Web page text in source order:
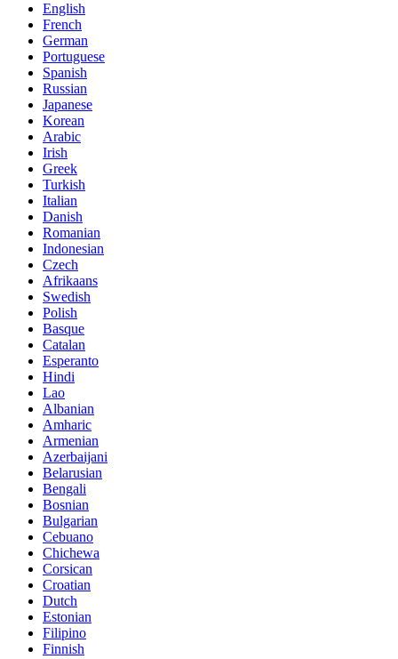
English
French
German
Portuguese
Spanish
Russian
Japanese
Korean
Arabic
Irish
Greek
Turkish
Italian
Danish
Romanian
Indonesian
Czech
Afrikaans
Swedish
Polish
Basque
Catalan
Esperanto
Hindi
Lao
Albanian
Amharic
Armenian
Azerbaijani
Belarusian
Bengali
Bosnian
Bulgarian
Cebuano
Chichewa
Corsican
Croatian
Dutch
Estonian
Filipino
Finnish